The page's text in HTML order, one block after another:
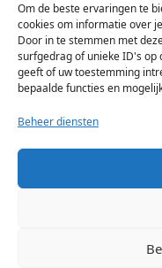
Om de beste ervaringen te
cookies om informatie over
Door in te stemmen met
surfgedrag of unieke ID's op
geeft of uw toestemming
bepaalde functies en
Beheer diensten